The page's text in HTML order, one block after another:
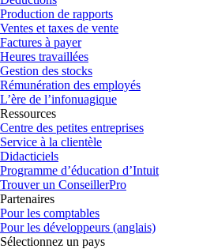
Production de rapports
Ventes et taxes de vente
Factures à payer
Heures travaillées
Gestion des stocks
Rémunération des employés
L’ère de l’infonuagique
Ressources
Centre des petites entreprises
Service à la clientèle
Didacticiels
Programme d’éducation d’Intuit
Trouver un ConseillerPro
Partenaires
Pour les comptables
Pour les développeurs (anglais)
Sélectionnez un pays